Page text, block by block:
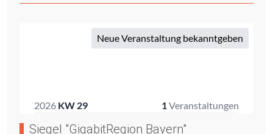
Siegel "GigabitRegion Bayern"